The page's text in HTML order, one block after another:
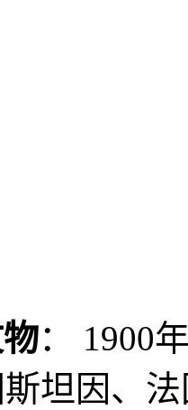
： 1900
斯坦因、